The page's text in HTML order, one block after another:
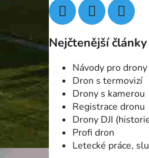
Nejčtenější články
Návody pro
Dron s termovizí
Drony s kamerou
Registrace dronu
Drony DJI
Profi dron
Letecké práce,